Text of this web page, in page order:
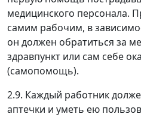
медицинского персонала.
самим рабочим, в
он должен обратиться за
здравпункт или сам себе
(самопомощь).
2.9. Каждый работник
аптечки и уметь ею